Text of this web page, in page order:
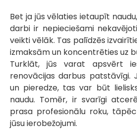
Bet ja jūs vēlaties ietaupīt
darbi ir nepieciešami
veikti vēlāk. Tas palīdzēs
izmaksām un koncentrēties uz
Turklāt, jūs varat apsvērt
renovācijas darbus patstāvīgi.
un pieredze, tas var būt
naudu. Tomēr, ir svarīgi
prasa profesionālu roku,
jūsu ierobežojumi.